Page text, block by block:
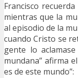
Francisco
mientras que la
al episodio de la
cuando Cristo se
gente lo
mundana” afirma
es de este mundo”: